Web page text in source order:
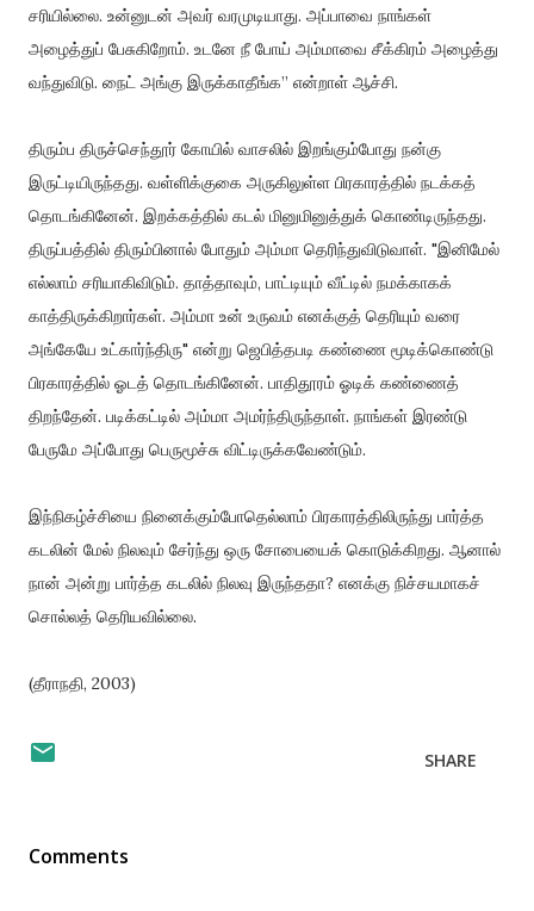
சரியில்லை. உன்னுடன் அவர் வரமுடியாது. அப்பாவை நாங்கள்
அழைத்துப் பேசுகிறோம். உடனே நீ போய் அம்மாவை சீக்கிரம் அழைத்து
வந்துவிடு. நைட் அங்கு இருக்காதீங்க” என்றாள் ஆச்சி.
திரும்ப திருச்செந்தூர் கோயில் வாசலில் இறங்கும்போது நன்கு
இருட்டியிருந்தது. வள்ளிக்குகை அருகிலுள்ள பிரகாரத்தில் நடக்கத்
தொடங்கினேன். இறக்கத்தில் கடல் மினுமினுத்துக் கொண்டிருந்தது.
திருப்பத்தில் திரும்பினால் போதும் அம்மா தெரிந்துவிடுவாள். "இனிமேல்
எல்லாம் சரியாகிவிடும். தாத்தாவும், பாட்டியும் வீட்டில் நமக்காகக்
காத்திருக்கிறார்கள். அம்மா உன் உருவம் எனக்குத் தெரியும் வரை
அங்கேயே உட்கார்ந்திரு" என்று ஜெபித்தபடி கண்ணை மூடிக்கொண்டு
பிரகாரத்தில் ஓடத் தொடங்கினேன். பாதிதூரம் ஓடிக் கண்ணைத்
திறந்தேன். படிக்கட்டில் அம்மா அமர்ந்திருந்தாள். நாங்கள் இரண்டு
பேருமே அப்போது பெருமூச்சு விட்டிருக்கவேண்டும்.
இந்நிகழ்ச்சியை நினைக்கும்போதெல்லாம் பிரகாரத்திலிருந்து பார்த்த
கடலின் மேல் நிலவும் சேர்ந்து ஒரு சோபையைக் கொடுக்கிறது. ஆனால்
நான் அன்று பார்த்த கடலில் நிலவு இருந்ததா? எனக்கு நிச்சயமாகச்
சொல்லத் தெரியவில்லை.
(தீராநதி, 2003)
SHARE
Comments